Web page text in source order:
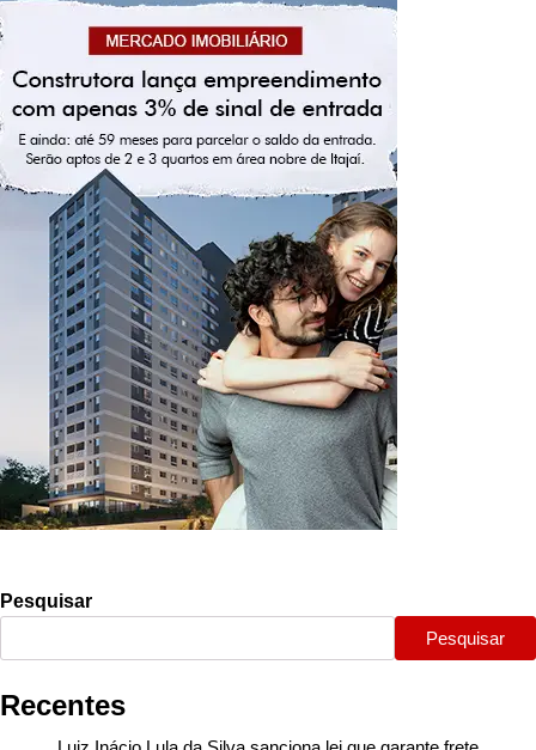
Pesquisar
Pesquisar
Recentes